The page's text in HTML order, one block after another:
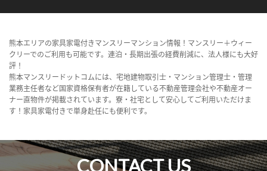
熊本エリアの家具家電付きマンスリーマンション情報！マンスリー＋ウィー
クリーでのご利用も可能です。連泊・長期出張の経費削減に、法人様にも大好
評！
熊本マンスリードットコムには、宅地建物取引士・マンション管理士・管理
業務主任者など国家資格保有者が在籍している不動産管理会社や不動産オー
ナー直物件が掲載されています。寮・社宅として安心してご利用いただけま
す！家具家電付きで単身赴任にも便利です。
CONTACT US